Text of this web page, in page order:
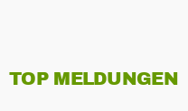
TOP MELDUNGEN